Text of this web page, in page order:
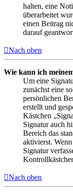
halten, eine
überarbeitet
einen Beitrag
darauf
Nach oben
Wie kann ich
Um eine
zunächst eine
persönlichen
erstellt und
Kästchen
Signatur auch
Bereich das
aktivierst.
Signatur
Nach oben